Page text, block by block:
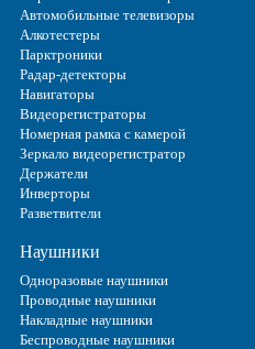
Автомобильные телевизоры
Алкотестеры
Парктроники
Радар-детекторы
Навигаторы
Видеорегистраторы
Номерная рамка с камерой
Зеркало видеорегистратор
Держатели
Инверторы
Разветвители
Наушники
Одноразовые наушники
Проводные наушники
Накладные наушники
Беспроводные наушники